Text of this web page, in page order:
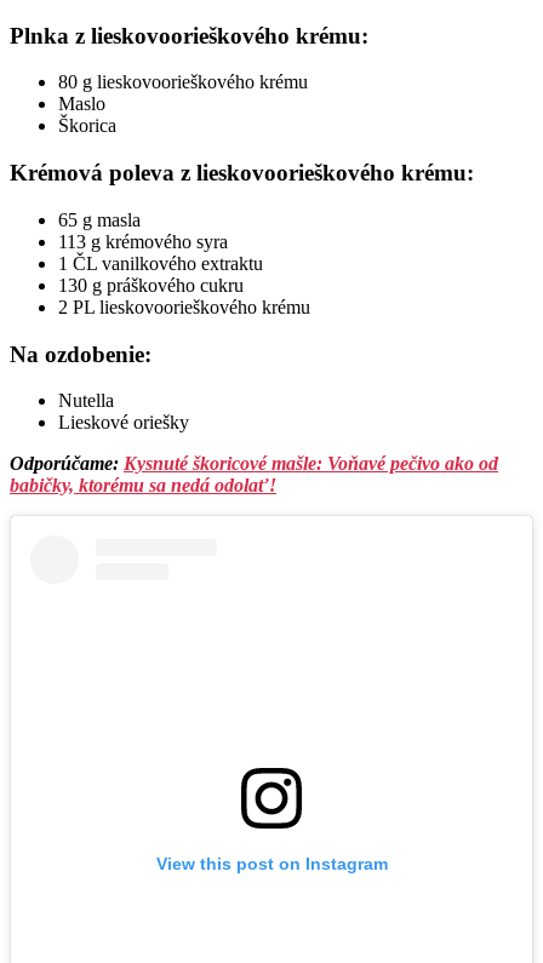
Plnka z lieskovoorieškového krému:
80 g lieskovoorieškového krému
Maslo
Škorica
Krémová poleva z lieskovoorieškového krému:
65 g masla
113 g krémového syra
1 ČL vanilkového extraktu
130 g práškového cukru
2 PL lieskovoorieškového krému
Na ozdobenie:
Nutella
Lieskové oriešky
Odporúčame: Kysnuté škoricové mašle: Voňavé pečivo ako od
babičky, ktorému sa nedá odolať!
View this post on Instagram